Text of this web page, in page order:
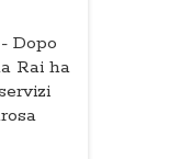
Dopo
Rai ha